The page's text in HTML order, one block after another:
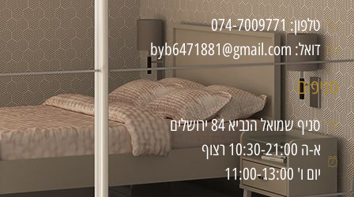
טלפון: 074-7009771
דואל: byb6471881@gmail.com
סניפים
סניף שמואל הנביא 84 ירושלים
א-ה 10:30-21:00 רצוף
יום ו' 11:00-13:00